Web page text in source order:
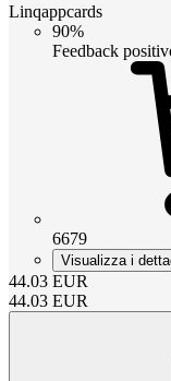
Linqappcards
90%
Feedback
6679
Visualizza i
44.03 EUR
44.03 EUR